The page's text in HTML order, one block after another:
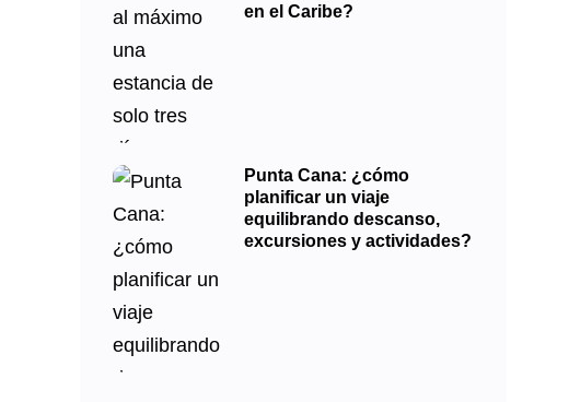
en el Caribe?
Punta Cana: ¿cómo
planificar un viaje
equilibrando descanso,
excursiones y actividades?